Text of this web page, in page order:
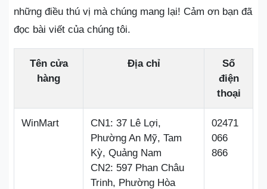
những điều thú vị mà chúng mang lại! Cảm ơn bạn đã
đọc bài viết của chúng tôi.
Tên cửa
hàng
Địa chỉ
Số
điện
thoại
WinMart
CN1: 37 Lê Lợi,
Phường An Mỹ, Tam
Kỳ, Quảng Nam
CN2: 597 Phan Châu
Trinh, Phường Hòa
02471
066
866